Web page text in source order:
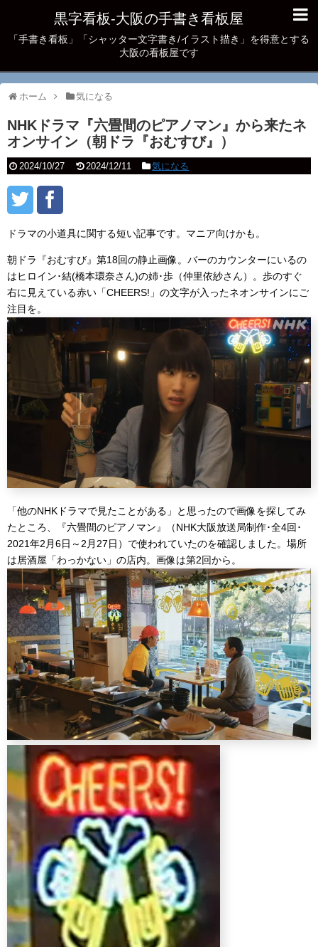
黒字看板‐大阪の手書き看板屋
「手書き看板」「シャッター文字書き/イラスト描き」を得意とする
大阪の看板屋です
ホーム 気になる
NHKドラマ『六畳間のピアノマン』から来たネ
オンサイン（朝ドラ『おむすび』）
2024/10/27 2024/12/11 気になる
ドラマの小道具に関する短い記事です。マニア向けかも。
朝ドラ『おむすび』第18回の静止画像。バーのカウンターにいるの
はヒロイン･結(橋本環奈さん)の姉･歩（仲里依紗さん）。歩のすぐ
右に見えている赤い「CHEERS!」の文字が入ったネオンサインにご
注目を。
「他のNHKドラマで見たことがある」と思ったので画像を探してみ
たところ、『六畳間のピアノマン』（NHK大阪放送局制作･全4回･
2021年2月6日～2月27日）で使われていたのを確認しました。場所
は居酒屋「わっかない」の店内。画像は第2回から。